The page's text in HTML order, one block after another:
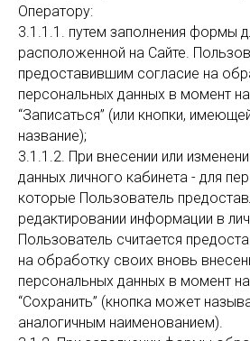
Оператору:
3.1.1.1. путем заполнения формы
расположенной на Сайте.
предоставившим согласие на
персональных данных в момент
“Записаться” (или кнопки,
название);
3.1.1.2. При внесении или
данных личного кабинета - для
которые Пользователь
редактировании информации в
Пользователь считается
на обработку своих вновь
персональных данных в момент
“Сохранить” (кнопка может
аналогичным наименованием).